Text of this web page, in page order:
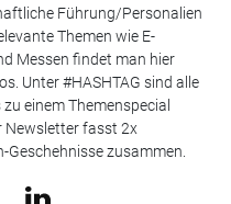
Führung/Personalien
Themen wie E-
Messen findet man hier
Unter #HASHTAG sind alle
einem Themenspecial
Newsletter fasst 2x
zusammen.